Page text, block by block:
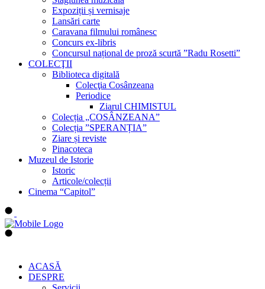
Expoziții și vernisaje
Lansări carte
Caravana filmului românesc
Concurs ex-libris
Concursul național de proză scurtă ”Radu Rosetti”
COLECŢII
Biblioteca digitală
Colecţia Cosânzeana
Periodice
Ziarul CHIMISTUL
Colecția „COSÂNZEANA”
Colecția ”SPERANȚIA”
Ziare și reviste
Pinacoteca
Muzeul de Istorie
Istoric
Articole/colecții
Cinema “Capitol”
ACASĂ
DESPRE